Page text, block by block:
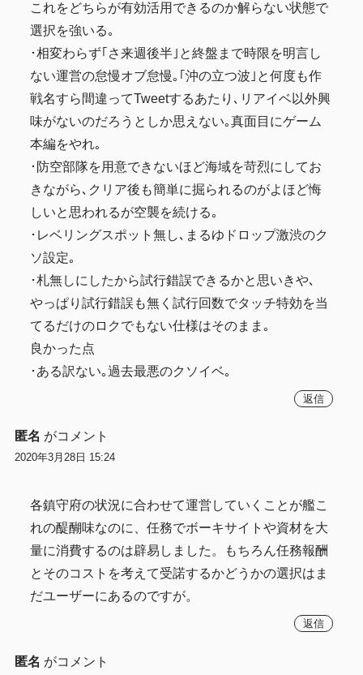
これをどちらが有効活用できるのか解らない状態で
選択を強いる｡
･相変わらず｢さ来週後半｣と終盤まで時限を明言し
ない運営の怠慢オブ怠慢｡｢沖の立つ波｣と何度も作
戦名すら間違ってTweetするあたり､リアイベ以外興
味がないのだろうとしか思えない｡真面目にゲーム
本編をやれ｡
･防空部隊を用意できないほど海域を苛烈にしてお
きながら､クリア後も簡単に掘られるのがよほど悔
しいと思われるが空襲を続ける｡
･レベリングスポット無し､まるゆドロップ激渋のク
ソ設定｡
･札無しにしたから試行錯誤できるかと思いきや､
やっぱり試行錯誤も無く試行回数でタッチ特効を当
てるだけのロクでもない仕様はそのまま｡
良かった点
･ある訳ない｡過去最悪のクソイベ｡
返信
匿名 がコメント
2020年3月28日 15:24
各鎮守府の状況に合わせて運営していくことが艦こ
れの醍醐味なのに、任務でボーキサイトや資材を大
量に消費するのは辟易しました。もちろん任務報酬
とそのコストを考えて受諾するかどうかの選択はま
だユーザーにあるのですが。
返信
匿名 がコメント